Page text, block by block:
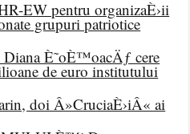
EW pentru organizaÈ›ii
grupuri patriotice
È˜oÈ™oacÄƒ cere
de euro institutului
doi Â»CruciaÈ›iÂ« ai